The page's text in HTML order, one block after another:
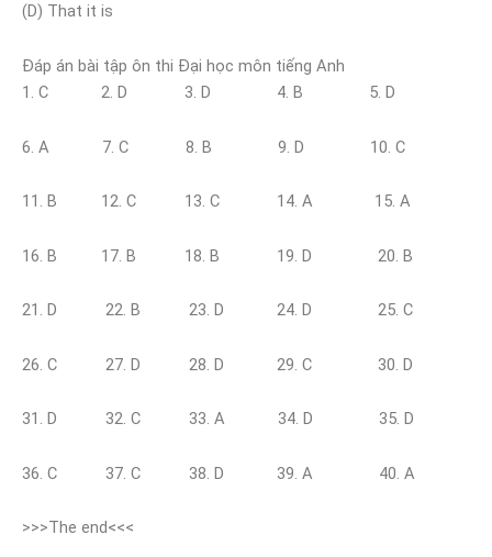
(D) That it is
Đáp án bài tập ôn thi Đại học môn tiếng Anh
1. C 2. D 3. D 4. B 5. D
6. A 7. C 8. B 9. D 10. C
11. B 12. C 13. C 14. A 15. A
16. B 17. B 18. B 19. D 20. B
21. D 22. B 23. D 24. D 25. C
26. C 27. D 28. D 29. C 30. D
31. D 32. C 33. A 34. D 35. D
36. C 37. C 38. D 39. A 40. A
>>>The end<<<